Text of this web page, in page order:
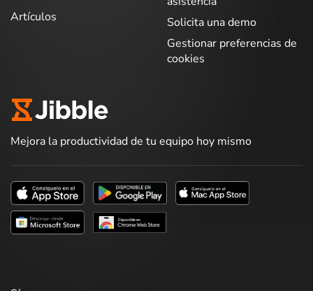
Artículos
Solicita una demo
Gestionar preferencias de
cookies
Mejora la productividad de tu equipo hoy mismo